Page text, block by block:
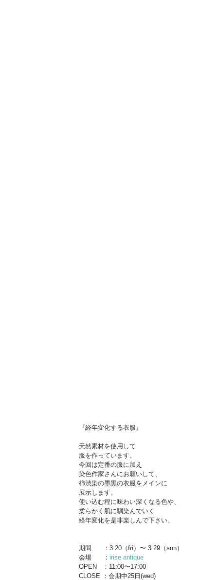
『経年変化する衣服』
天然素材を使用して
服を作っています。
今回は定番の服に加え
染色作家さんにお願いして、
柿渋染の墨黒の衣服をメインに
展示します。
使い込む程に味わい深くなる色や、
柔らかく肌に馴染んでいく
経年変化を是非楽しんで下さい。
期間      ：3.20（fri）〜 3.29（sun）
会場      ： irise antique
OPEN   ：11:00〜17:00
CLOSE ：会期中25日(wed)